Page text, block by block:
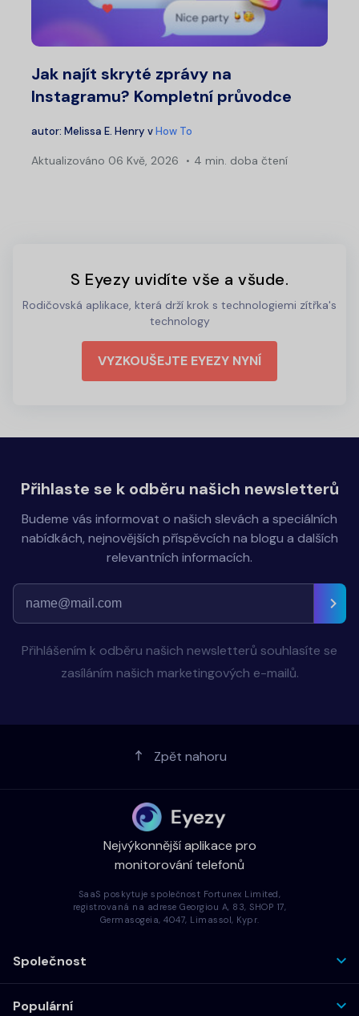
Jak najít skryté zprávy na
Instagramu? Kompletní průvodce
autor: Melissa E. Henry vHow To
Aktualizováno 06 Kvě, 2026 4 min. doba čtení
S Eyezy uvidíte vše a všude.
Rodičovská aplikace, která drží krok s technologiemi zítřka's
technology
VYZKOUŠEJTE EYEZY NYNÍ
Přihlaste se k odběru našich newsletterů
Budeme vás informovat o našich slevách a speciálních
nabídkách, nejnovějších příspěvcích na blogu a dalších
relevantních informacích.
Přihlášením k odběru našich newsletterů souhlasíte se
zasíláním našich marketingových e-mailů.
Zpět nahoru
Nejvýkonnější aplikace pro
monitorování telefonů
SaaS poskytuje společnost Fortunex Limited,
registrovaná na adrese Georgiou A, 83, SHOP 17,
Germasogeia, 4047, Limassol, Kypr.
Společnost
Populární